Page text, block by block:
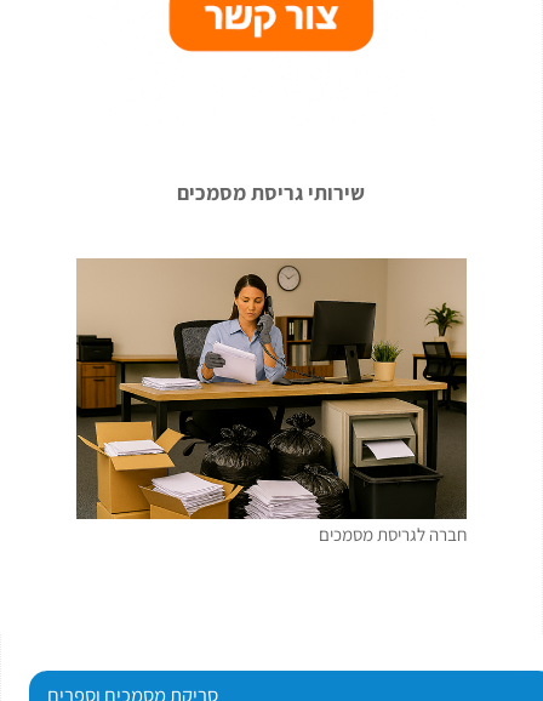
שירותי גריסת מסמכים
חברה לגריסת מסמכים
סריקת מסמכים וספרים